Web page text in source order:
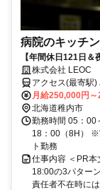
病院のキッチ
【年間休日121日
2026年4月新規受託
フ！
株式会社 LEOC
アクセス(最寄駅
勤OK
月給250,000円
北海道稚内市
勤務時間 05：00
18：00（8H） ※
ト勤務
仕事内容 ＜PR
18:00の3パター
責任者不在時に